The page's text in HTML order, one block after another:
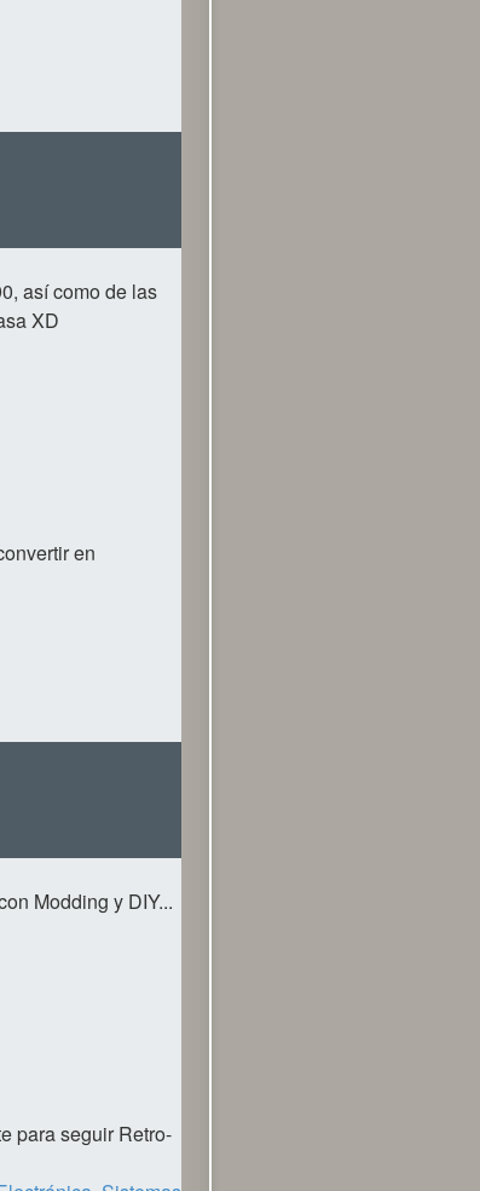
así como de las
XD
en
Modding y DIY...
para seguir Retro-